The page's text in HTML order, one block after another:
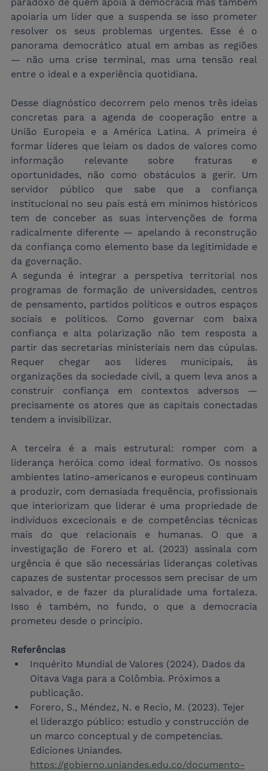
apoiaria um líder que a suspenda se isso prometer
resolver os seus problemas urgentes. Esse é o
panorama democrático atual em ambas as regiões
— não uma crise terminal, mas uma tensão real
entre o ideal e a experiência quotidiana.
Desse diagnóstico decorrem pelo menos três ideias
concretas para a agenda de cooperação entre a
União Europeia e a América Latina. A primeira é
formar líderes que leiam os dados de valores como
informação relevante sobre fraturas e
oportunidades, não como obstáculos a gerir. Um
servidor público que sabe que a confiança
institucional no seu país está em mínimos históricos
tem de conceber as suas intervenções de forma
radicalmente diferente — apelando à reconstrução
da confiança como elemento base da legitimidade e
da governação.
A segunda é integrar a perspetiva territorial nos
programas de formação de universidades, centros
de pensamento, partidos políticos e outros espaços
sociais e políticos. Como governar com baixa
confiança e alta polarização não tem resposta a
partir das secretarias ministeriais nem das cúpulas.
Requer chegar aos líderes municipais, às
organizações da sociedade civil, a quem leva anos a
construir confiança em contextos adversos —
precisamente os atores que as capitais conectadas
tendem a invisibilizar.
A terceira é a mais estrutural: romper com a
liderança heróica como ideal formativo. Os nossos
ambientes latino-americanos e europeus continuam
a produzir, com demasiada frequência, profissionais
que interiorizam que liderar é uma propriedade de
indivíduos excecionais e de competências técnicas
mais do que relacionais e humanas. O que a
investigação de Forero et al. (2023) assinala com
urgência é que são necessárias lideranças coletivas
capazes de sustentar processos sem precisar de um
salvador, e de fazer da pluralidade uma fortaleza.
Isso é também, no fundo, o que a democracia
prometeu desde o princípio.
Referências
Inquérito Mundial de Valores (2024). Dados da
Oitava Vaga para a Colômbia. Próximos a
publicação.
Forero, S., Méndez, N. e Recio, M. (2023). Tejer
el liderazgo público: estudio y construcción de
un marco conceptual y de competencias.
Ediciones Uniandes.
https://gobierno.uniandes.edu.co/documento-